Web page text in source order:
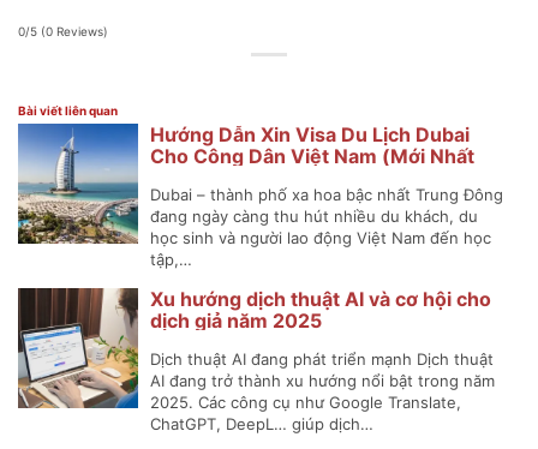
0/5 (0 Reviews)
Bài viết liên quan
Hướng Dẫn Xin Visa Du Lịch Dubai
Cho Công Dân Việt Nam (Mới Nhất
Dubai – thành phố xa hoa bậc nhất Trung Đông
đang ngày càng thu hút nhiều du khách, du
học sinh và người lao động Việt Nam đến học
tập,…
Xu hướng dịch thuật AI và cơ hội cho
dịch giả năm 2025
Dịch thuật AI đang phát triển mạnh Dịch thuật
AI đang trở thành xu hướng nổi bật trong năm
2025. Các công cụ như Google Translate,
ChatGPT, DeepL… giúp dịch…